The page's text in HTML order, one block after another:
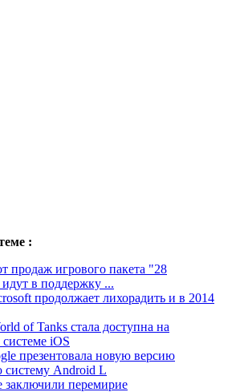
:
продаж игрового пакета "28
в поддержку ...
продолжает лихорадить и в 2014
of Tanks стала доступна на
iOS
презентовала новую версию
Android L
заключили перемирие